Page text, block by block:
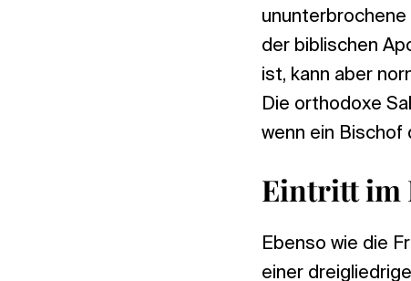
der biblischen
ist, kann aber
Die orthodoxe
wenn ein Bischof
Eintritt im
Ebenso wie die
einer